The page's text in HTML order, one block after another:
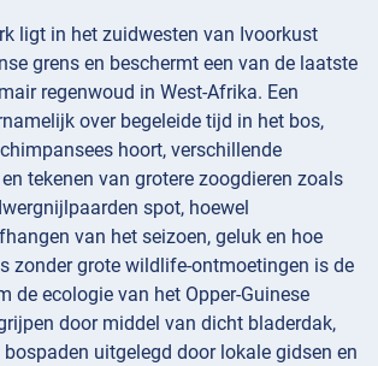
ligt in het zuidwesten van Ivoorkust
grens en beschermt een van de laatste
regenwoud in West-Afrika. Een
over begeleide tijd in het bos,
hoort, verschillende
tekenen van grotere zoogdieren zoals
spot, hoewel
van het seizoen, geluk en hoe
zonder grote wildlife-ontmoetingen is de
de ecologie van het Opper-Guinese
door middel van dicht bladerdak,
bospaden uitgelegd door lokale gidsen en